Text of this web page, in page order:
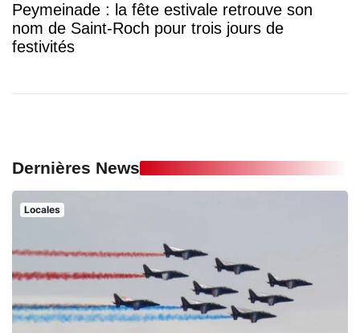
Peymeinade : la fête estivale retrouve son
nom de Saint-Roch pour trois jours de
festivités
Dernières News
Locales